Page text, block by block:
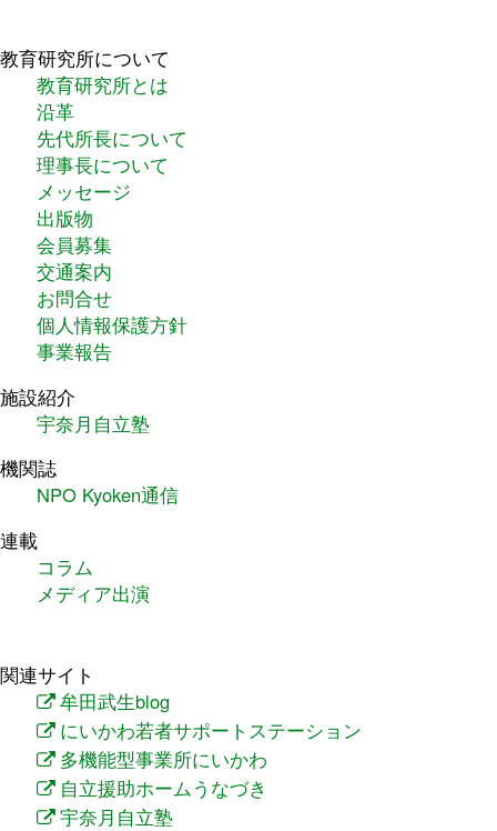
教育研究所について
教育研究所とは
沿革
先代所長について
理事長について
メッセージ
出版物
会員募集
交通案内
お問合せ
個人情報保護方針
事業報告
施設紹介
宇奈月自立塾
機関誌
NPO Kyoken通信
連載
コラム
メディア出演
関連サイト
牟田武生blog
にいかわ若者サポートステーション
多機能型事業所にいかわ
自立援助ホームうなづき
宇奈月自立塾